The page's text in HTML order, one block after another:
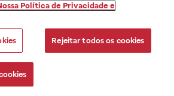
Política de Privacidade e
Rejeitar todos os cookies